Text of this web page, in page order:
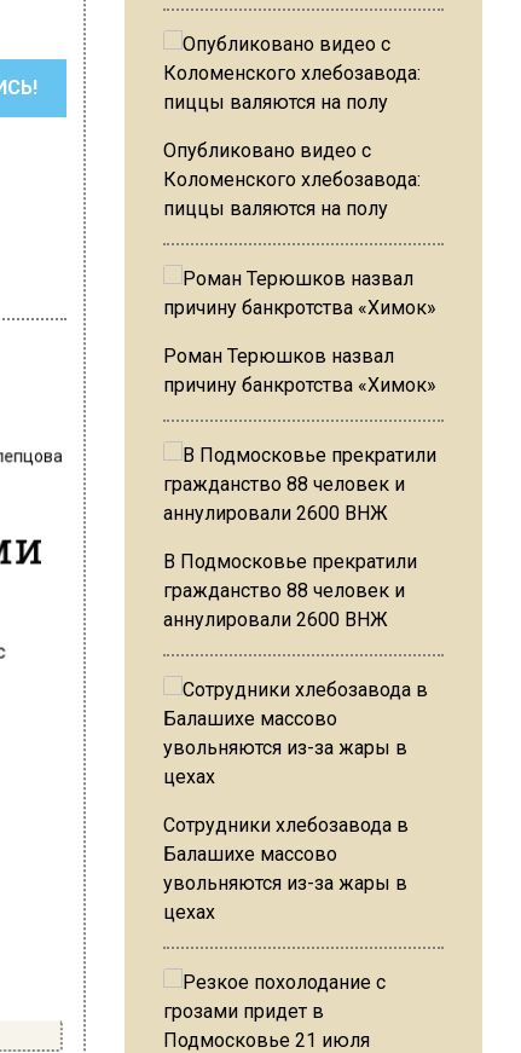
Опубликовано видео с
Коломенского хлебозавода:
пиццы валяются на полу
Роман Терюшков назвал
причину банкротства «Химок»
В Подмосковье прекратили
гражданство 88 человек и
аннулировали 2600 ВНЖ
Сотрудники хлебозавода в
Балашихе массово
увольняются из-за жары в
цехах